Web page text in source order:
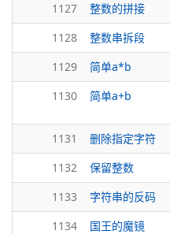
1127
整数的拼接
1128
整数串拆段
1129
简单a*b
1130
简单a+b
1131
删除指定字符
1132
保留整数
1133
字符串的反码
1134
国王的魔镜